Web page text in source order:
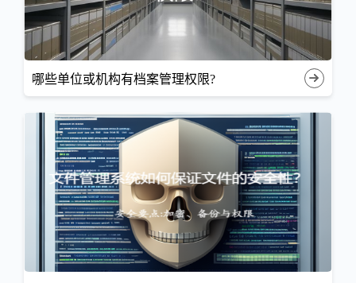
哪些单位或机构有档案管理权限?